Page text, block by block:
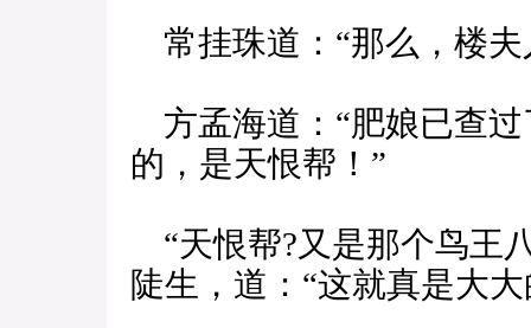
常挂珠道：“那么，楼夫
方孟海道：“肥娘已查
的，是天恨帮！”
“天恨帮?又是那个鸟王
陡生，道：“这就真是大